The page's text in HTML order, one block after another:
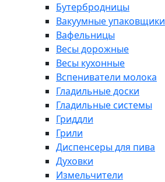
Бутербродницы
Вакуумные упаковщики
Вафельницы
Весы дорожные
Весы кухонные
Вспениватели молока
Гладильные доски
Гладильные системы
Гриддли
Грили
Диспенсеры для пива
Духовки
Измельчители